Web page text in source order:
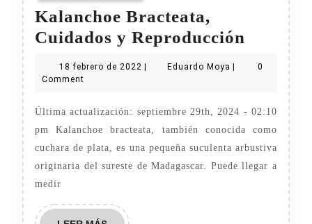
Kalanchoe Bracteata,
Cuidados y Reproducción
18 febrero de 2022 18
Eduardo Moya Eduardo
0
Comment
Última actualización: septiembre 29th, 2024 - 02:10
pm Kalanchoe bracteata, también conocida como
cuchara de plata, es una pequeña suculenta arbustiva
originaria del sureste de Madagascar. Puede llegar a
medir